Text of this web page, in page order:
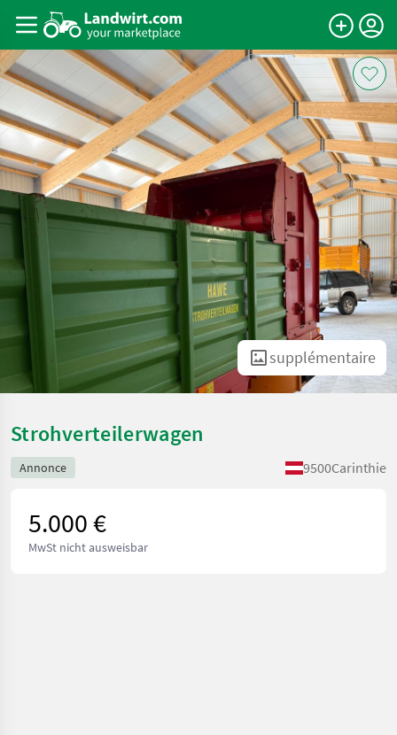
supplémentaire
Strohverteilerwagen
Annonce 9500Carinthie
5.000 €
MwSt nicht ausweisbar